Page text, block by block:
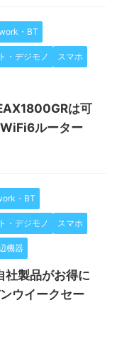
・BT
・デジモノ スマホ
は可
ルーター
・BT
・デジモノ スマホ
機器
社製品がお得に
ウイークセー